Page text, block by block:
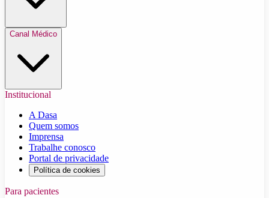
Canal Médico
Institucional
A Dasa
Quem somos
Imprensa
Trabalhe conosco
Portal de privacidade
Política de cookies
Para pacientes